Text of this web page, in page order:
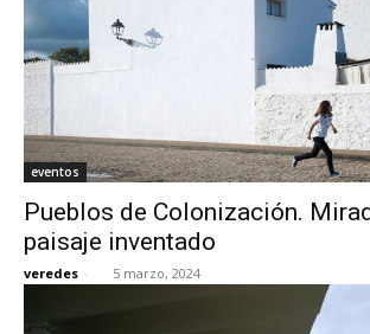
eventos
Pueblos de Colonización.
paisaje inventado
veredes - 5 marzo, 2024